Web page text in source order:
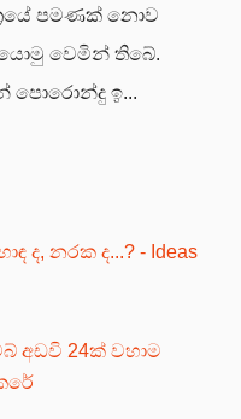
පමණක් නොව
යොමු වෙමින් තිබේ.
පොරොන්දු ඉ...
ද, නරක ද...? - Ideas
අඩවි 24ක් වහාම